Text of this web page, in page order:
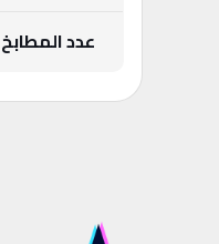
عدد المطابخ